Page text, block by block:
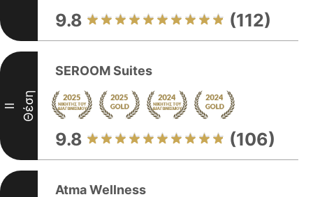
9.8 (112)
II Θέση
SEROOM Suites
9.8 (106)
Atma Wellness